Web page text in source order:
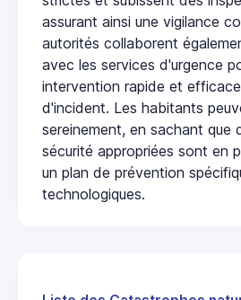
assurant ainsi une vigilance
autorités collaborent
avec les services d'urgence
intervention rapide et
d'incident. Les habitants
sereinement, en sachant que
sécurité appropriées sont en
un plan de prévention
technologiques.